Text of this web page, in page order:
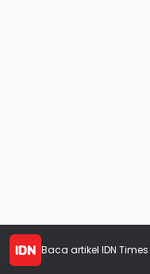
Baca artikel IDN Times